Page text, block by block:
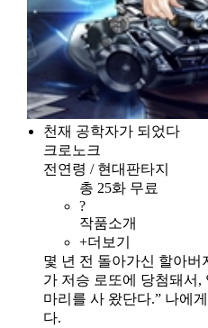
천재 공학자가 되었다
크로노크
전연령 / 현대판타지
총 25화 무료
?
작품소개
+더보기
몇 년 전 돌아가신 할아버
가 저승 로또에 당첨돼서,
마리를 사 왔단다.” 나에
다.